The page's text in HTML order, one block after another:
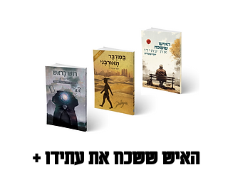
האיש ששכח את עתידו +